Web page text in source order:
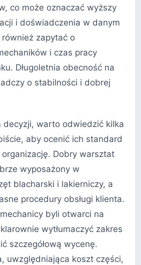
co może oznaczać wyższy
i doświadczenia w danym
zapytać o
i czas pracy
Długoletnia obecność na
o stabilności i dobrej
decyzji, warto odwiedzić kilka
aby ocenić ich standard
Dobry warsztat
wyposażony w
blacharski i lakierniczy, a
procedury obsługi klienta.
byli otwarci na
wytłumaczyć zakres
szczegółową wycenę.
uwzględniająca koszt części,